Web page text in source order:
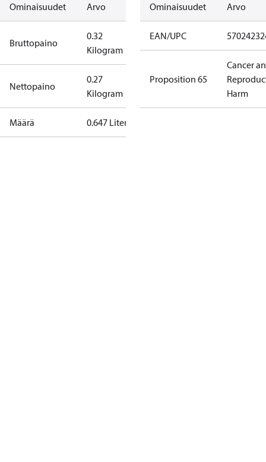
Ominaisuudet Arvo
Bruttopaino
0.32
Kilogram
Nettopaino
0.27
Kilogram
Määrä 0.647 Liter
Ominaisuudet Arvo
EAN/UPC
Proposition 65
Cancer
Harm